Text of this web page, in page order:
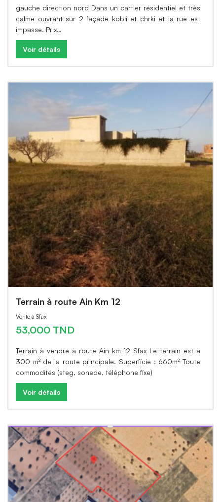
gauche direction nord Dans un cartier résidentiel et très
calme ouvrant sur 2 façade kobli et chrki et la rue est
impasse. Prix…
Voir détails
Terrain à route Ain Km 12
Vente à Sfax
53,000 TND
Terrain à vendre à route Ain km 12 Sfax Le terrain est à
300 m² de la route principale. Superficie : 660m² Toute
commodités (steg, sonede, téléphone fixe)
Voir détails